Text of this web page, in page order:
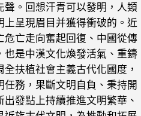
。回想汗青可以發明，人類
呈現眉目并獲得衝破的。近
亡走向奮起回復、中國從傳
是中漢文化煥發活氣、重鑄
扶植社會主義古代化國度，
務，果斷文明自負、秉持開
發點上持續推進文明繁華、